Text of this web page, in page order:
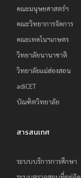
คณะมนุษยศาสตร์ฯ
คณะวิทยาการจัดการ
คณะเทคโนฯเกษตร
วิทยาลัยนานาชาติ
วิทยาลัยแม่ฮ่องสอน
adiCET
บัณฑิตวิทยาลัย
สารสนเทศ
ระบบบริการการศึกษา